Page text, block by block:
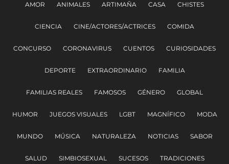
AMOR ANIMALES ARTIMAÑA CASA CHISTES
CIENCIA CINE/ACTORES/ACTRICES COMIDA
CONCURSO CORONAVIRUS CUENTOS CURIOSIDADES
DEPORTE EXTRAORDINARIO FAMILIA
FAMILIAS REALES FAMOSOS GÉNERO GLOBAL
HUMOR JUEGOS VISUALES LGBT MAGNÍFICO MODA
MUNDO MÚSICA NATURALEZA NOTICIAS SABOR
SALUD SIMBIOSEXUAL SUCESOS TRADICIONES